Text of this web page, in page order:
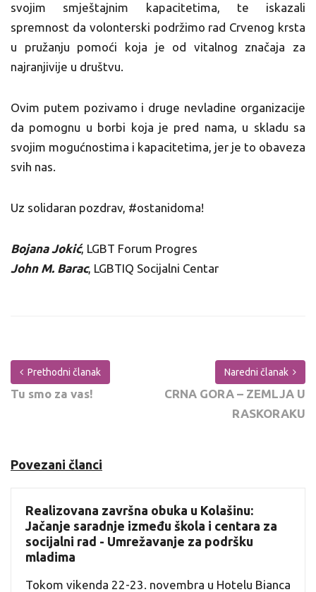
svojim smještajnim kapacitetima, te iskazali
spremnost da volonterski podržimo rad Crvenog krsta
u pružanju pomoći koja je od vitalnog značaja za
najranjivije u društvu.
Ovim putem pozivamo i druge nevladine organizacije
da pomognu u borbi koja je pred nama, u skladu sa
svojim mogućnostima i kapacitetima, jer je to obaveza
svih nas.
Uz solidaran pozdrav, #ostanidoma!
Bojana Jokić, LGBT Forum Progres
John M. Barac, LGBTIQ Socijalni Centar
Prethodni članak
Tu smo za vas!
Naredni članak
CRNA GORA – ZEMLJA U
RASKORAKU
Povezani članci
Realizovana završna obuka u Kolašinu:
Jačanje saradnje između škola i centara za
socijalni rad - Umrežavanje za podršku
mladima
Tokom vikenda 22-23. novembra u Hotelu Bianca